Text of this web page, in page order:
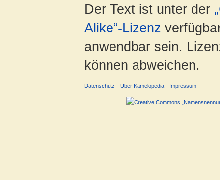
Der Text ist unter der
Alike“-Lizenz
anwendbar sein.
können abweichen.
Datenschutz Über Kamelopedia Impressum